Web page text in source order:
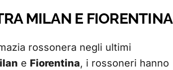
MILAN E FIORENTINA
rossonera negli ultimi
e Fiorentina, i rossoneri hanno